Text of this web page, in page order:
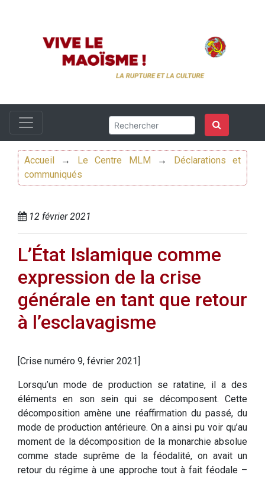
Accueil → Le Centre MLM →
Déclarations et
communiqués
12 février 2021
L’État Islamique comme
expression de la crise
générale en tant que retour
à l’esclavagisme
[Crise numéro 9, février 2021]
Lorsqu’un mode de production se ratatine, il a des
éléments en son sein qui se décomposent. Cette
décomposition amène une réaffirmation du passé, du
mode de production antérieure. On a ainsi pu voir qu’au
moment de la décomposition de la monarchie absolue
comme stade suprême de la féodalité, on avait un
retour du régime à une approche tout à fait féodale –